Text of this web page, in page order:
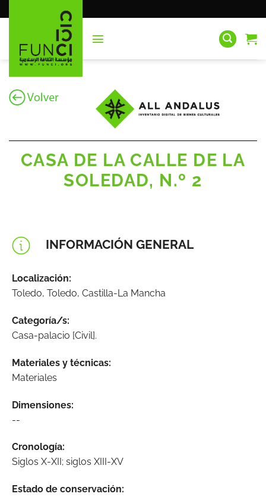
al
CASA DE LA CALLE DE LA
SOLEDAD, N.º 2
INFORMACIÓN GENERAL
Localización:
Toledo, Toledo, Castilla-La Mancha
Categoría/s:
Casa-palacio [Civil].
Materiales y técnicas:
Materiales
Dimensiones:
--
Cronología:
Siglos X-XII; siglos XIII-XV
Estado de conservación: